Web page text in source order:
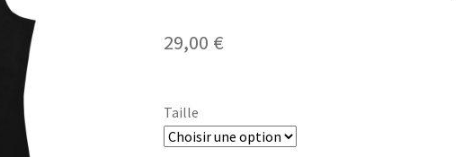
29,00 €
Taille